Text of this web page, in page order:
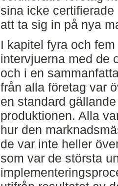
sina icke
att ta sig in på nya
I kapitel fyra och
intervjuerna med de
och i en
från alla företag var
en standard
produktionen. Alla
hur den
de var inte heller
som var de största